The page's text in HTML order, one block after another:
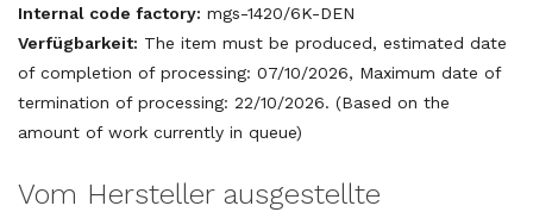
Internal code factory: mgs-1420/6K-DEN
Verfügbarkeit: The item must be produced, estimated date
of completion of processing: 07/10/2026, Maximum date of
termination of processing: 22/10/2026. (Based on the
amount of work currently in queue)
Vom Hersteller ausgestellte